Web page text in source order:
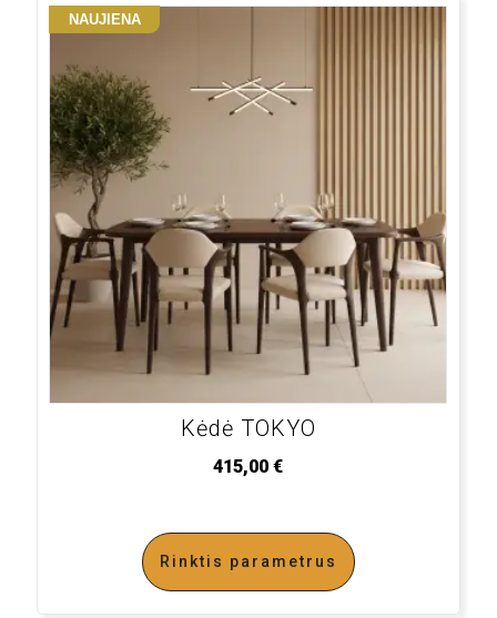
NAUJIENA
Kėdė TOKYO
415,00€
Rinktis parametrus